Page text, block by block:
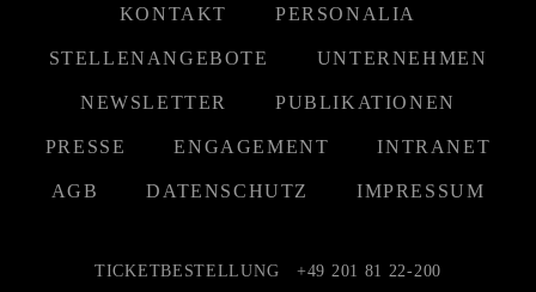
KONTAKT PERSONALIA
STELLENANGEBOTE UNTERNEHMEN
NEWSLETTER PUBLIKATIONEN
PRESSE ENGAGEMENT INTRANET
AGB DATENSCHUTZ IMPRESSUM
TICKETBESTELLUNG +49 201 81 22-200